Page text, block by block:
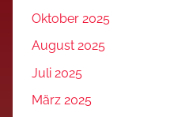
Oktober 2025
August 2025
Juli 2025
März 2025